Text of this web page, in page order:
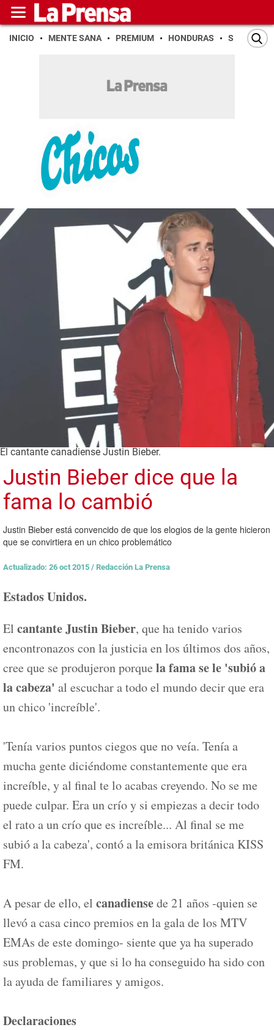
INICIO MENTE SANA PREMIUM HONDURAS SAN PEDRO
El cantante canadiense Justin Bieber.
Justin Bieber dice que la
fama lo cambió
Justin Bieber está convencido de que los elogios de la gente hicieron
que se convirtiera en un chico problemático
Actualizado: 26 oct 2015 / Redacción La Prensa
Estados Unidos.
El cantante Justin Bieber, que ha tenido varios
encontronazos con la justicia en los últimos dos años,
cree que se produjeron porque la fama se le 'subió a
la cabeza' al escuchar a todo el mundo decir que era
un chico 'increíble'.
'Tenía varios puntos ciegos que no veía. Tenía a
mucha gente diciéndome constantemente que era
increíble, y al final te lo acabas creyendo. No se me
puede culpar. Era un crío y si empiezas a decir todo
el rato a un crío que es increíble... Al final se me
subió a la cabeza', contó a la emisora británica KISS
FM.
A pesar de ello, el canadiensede 21 años -quien se
llevó a casa cinco premios en la gala de los MTV
EMAs de este domingo- siente que ya ha superado
sus problemas, y que si lo ha conseguido ha sido con
la ayuda de familiares y amigos.
Declaraciones